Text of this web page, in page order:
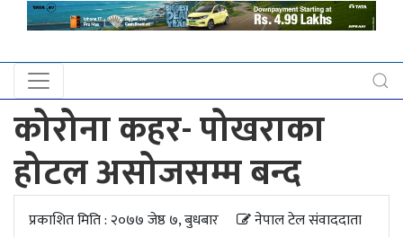
नेपाल
प्रदेश
खबर
अन्तर्राष्ट्रिय
युके
अपडेट
कोरोना कहर- पोखराका
होटल असोजसम्म बन्द
प्रकाशित मिति : २०७७ जेष्ठ ७, बुधबार नेपाल टेल संवाददाता